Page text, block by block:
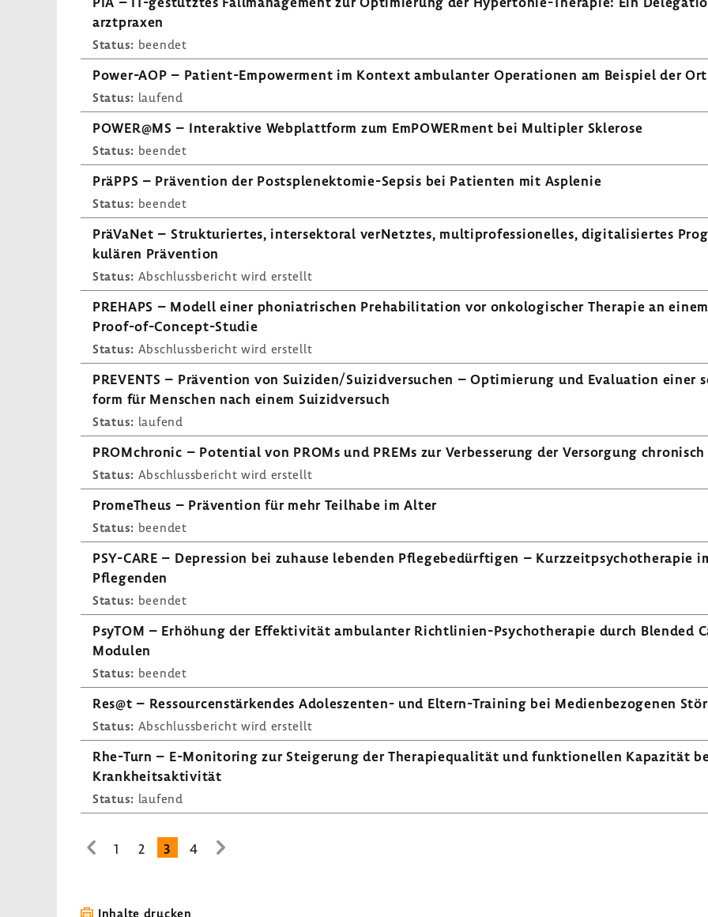
arzt­praxen
Status: beendet
Power-​AOP – Patient-​Empowerment im Kontext ambu­lanter Opera­tionen am Beispiel der
Status: laufend
POWER@MS – Inter­ak­tive Webplatt­form zum EmPOWER­ment bei Multi­pler Skle­rose
Status: beendet
PräPPS – Präven­tion der Postsplenektomie-​Sepsis bei Pati­enten mit Asplenie
Status: beendet
PräVaNet – Struk­tu­riertes, inter­sek­toral verNetztes, multi­pro­fes­sio­nelles, digi­ta­li­siertes
ku­lären Präven­tion
Status: Abschluss­be­richt wird erstellt
PREHAPS – Modell einer phonia­tri­schen Preha­bi­li­ta­tion vor onko­lo­gi­scher Therapie an
Proof-​of-Concept-Studie
Status: Abschluss­be­richt wird erstellt
PREVENTS – Präven­tion von Suiziden/Suizid­ver­su­chen – Opti­mie­rung und Evalua­tion
form für Menschen nach einem Suizid­ver­such
Status: laufend
PROM­chronic – Poten­tial von PROMs und PREMs zur Verbes­se­rung der Versor­gung
Status: Abschluss­be­richt wird erstellt
Prome­Theus – Präven­tion für mehr Teil­habe im Alter
Status: beendet
PSY-​CARE – Depres­sion bei zuhause lebenden Pfle­ge­be­dürf­tigen – Kurz­zeit­psy­cho­the­rapie
Pfle­genden
Status: beendet
PsyTOM – Erhö­hung der Effek­ti­vität ambu­lanter Richtlinien-​Psychotherapie durch Blended
Modulen
Status: beendet
Res@t – Ressour­cen­stär­kendes Adoleszenten-​ und Eltern-​Training bei Medi­en­be­zo­genen
Status: Abschluss­be­richt wird erstellt
Rhe-​Turn – E-​Monitoring zur Stei­ge­rung der Thera­pie­qua­lität und funk­tio­nellen Kapa­zität
Krank­heits­ak­ti­vität
Status: laufend
zur
Seite
1 2 3 4
zur
Inhalte drucken